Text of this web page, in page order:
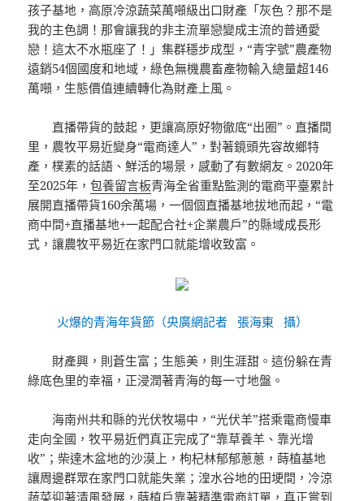
孩子基地，高原冷涼蔬菜萬噸級出口財產「灰色？那不是
我的主色調！那會讓我的非主流單戀變成主流的普通愛
戀！這太不水瓶座了！」集群穩步成型，“青字號”農產物
遠銷54個國度和地域，綠色無機農畜產物輸入總量超146
萬噸，生態價值連續轉化為財產上風。
直播帶貨的鼓起，更讓高原好物徹底“出圈”。直播間
里，農牧平易近變身“電商達人”，對著鏡頭先容故鄉特
產，樸素的話語、鮮活的場景，感動了有數網友。2020年
至2025年，包養留言板青海全省重點監測的電商平臺累計
展開直播帶貨160余萬場，一個個直播基地拔地而起，“電
商中間+直播基地+一起配合社+企業農戶”的縣域成長形
式，讓農牧平易近在家門口就能增收致富。
火爆的青海年貨節（央廣網記者 張海東 攝）
財產興，則蒼生富；生態美，則生涯甜。這份躲在青
綠底色里的幸福，正浸潤著青海的每一寸地盤。
海南州共和縣的光伏牧場中，“光伏羊”搭乘電商慢車
走向全國，牧平易近們真正完成了“靠草養羊、靠光增
收”；柴達木盆地的沙漠上，枸杞林郁郁蔥蔥，蒔植基地
讓周邊群眾在家門口就能失業；湟水谷地的田埂間，冷涼
蔬菜迎著清風發展，蒔植戶靠著精準電商訂單，真正嘗到